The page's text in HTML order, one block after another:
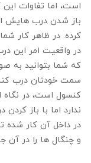
است، اما تفاوات
باز شدن درب هایش
کرده. در ظاهر کار
در واقعیت امر این
که شما بتوانید به
سمت خودتان درب
کنسول است، در
ندارد اما با باز
در داخل آن کار شده
و چنگال ها را در آن